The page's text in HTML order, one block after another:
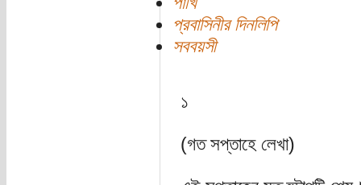
প্রবাসিনীর দিনলিপি
সববয়সী
১
(গত সপ্তাহে লেখা)